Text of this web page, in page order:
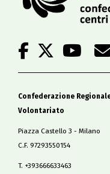
Confederazione
Volontariato
Piazza Castello 3 - Milano
C.F. 97293550154
T. +393666633463